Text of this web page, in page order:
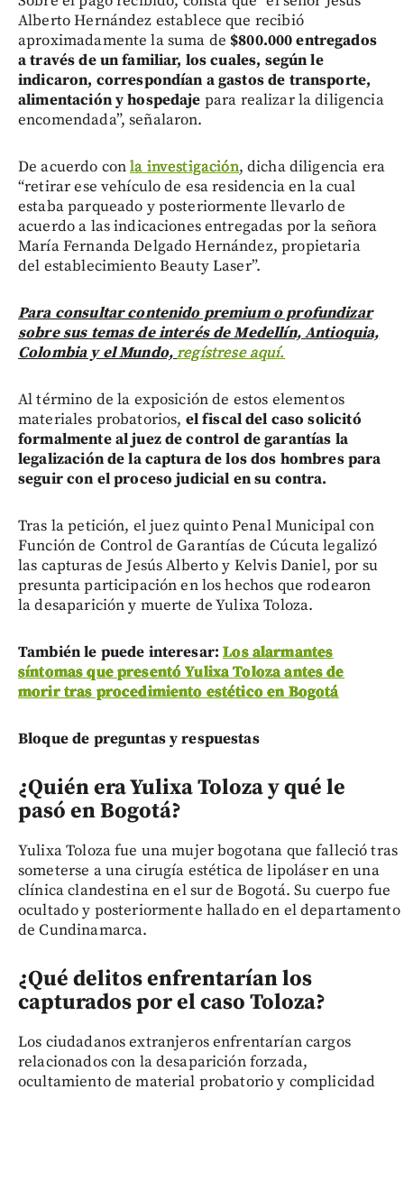
Alberto Hernández establece que recibió
aproximadamente la suma de $800.000 entregados
a través de un familiar, los cuales, según le
indicaron, correspondían a gastos de transporte,
alimentación y hospedaje para realizar la diligencia
encomendada”, señalaron.
De acuerdo conla investigación, dicha diligencia era
“retirar ese vehículo de esa residencia en la cual
estaba parqueado y posteriormente llevarlo de
acuerdo a las indicaciones entregadas por la señora
María Fernanda Delgado Hernández, propietaria
del establecimiento Beauty Laser”.
Para consultar contenido premium o profundizar
sobre sus temas de interés de Medellín, Antioquia,
Colombia y el Mundo,regístrese aquí.
Al término de la exposición de estos elementos
materiales probatorios, el fiscal del caso solicitó
formalmente al juez de control de garantías la
legalización de la captura de los dos hombres para
seguir con el proceso judicial en su contra.
Tras la petición, el juez quinto Penal Municipal con
Función de Control de Garantías de Cúcuta legalizó
las capturas de Jesús Alberto y Kelvis Daniel, por su
presunta participación en los hechos que rodearon
la desaparición y muerte de Yulixa Toloza.
También le puede interesar:Los alarmantes
síntomas que presentó Yulixa Toloza antes de
morir tras procedimiento estético en Bogotá
Bloque de preguntas y respuestas
¿Quién era Yulixa Toloza y qué le
pasó en Bogotá?
Yulixa Toloza fue una mujer bogotana que falleció tras
someterse a una cirugía estética de lipoláser en una
clínica clandestina en el sur de Bogotá. Su cuerpo fue
ocultado y posteriormente hallado en el departamento
de Cundinamarca.
¿Qué delitos enfrentarían los
capturados por el caso Toloza?
Los ciudadanos extranjeros enfrentarían cargos
relacionados con la desaparición forzada,
ocultamiento de material probatorio y complicidad